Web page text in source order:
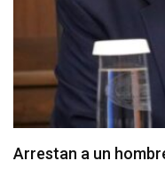
Arrestan a un